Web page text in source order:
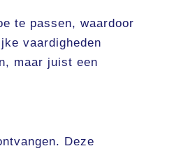
te passen, waardoor
vaardigheden
maar juist een
Deze